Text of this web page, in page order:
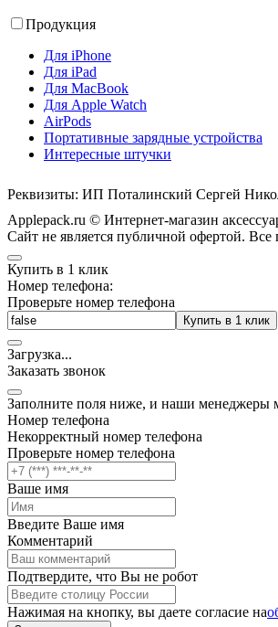
Продукция
Для iPhone
Для iPad
Для MacBook
Для Apple Watch
AirPods
Портативные зарядные устройства
Интересные штучки
Реквизиты: ИП Поталинский Сергей
Applepack.ru © Интернет-магазин
Cайт не является публичной офертой.
Купить в 1 клик
Номер телефона:
Проверьте номер телефона
Купить в 1 клик
Загрузка...
Заказать звонок
Заполните поля ниже, и наши менеджеры
Номер телефона
Некорректный номер телефона
Проверьте номер телефона
Ваше имя
Введите Ваше имя
Комментарий
Подтвердите, что Вы не робот
Нажимая на кнопку, вы даете согласие на